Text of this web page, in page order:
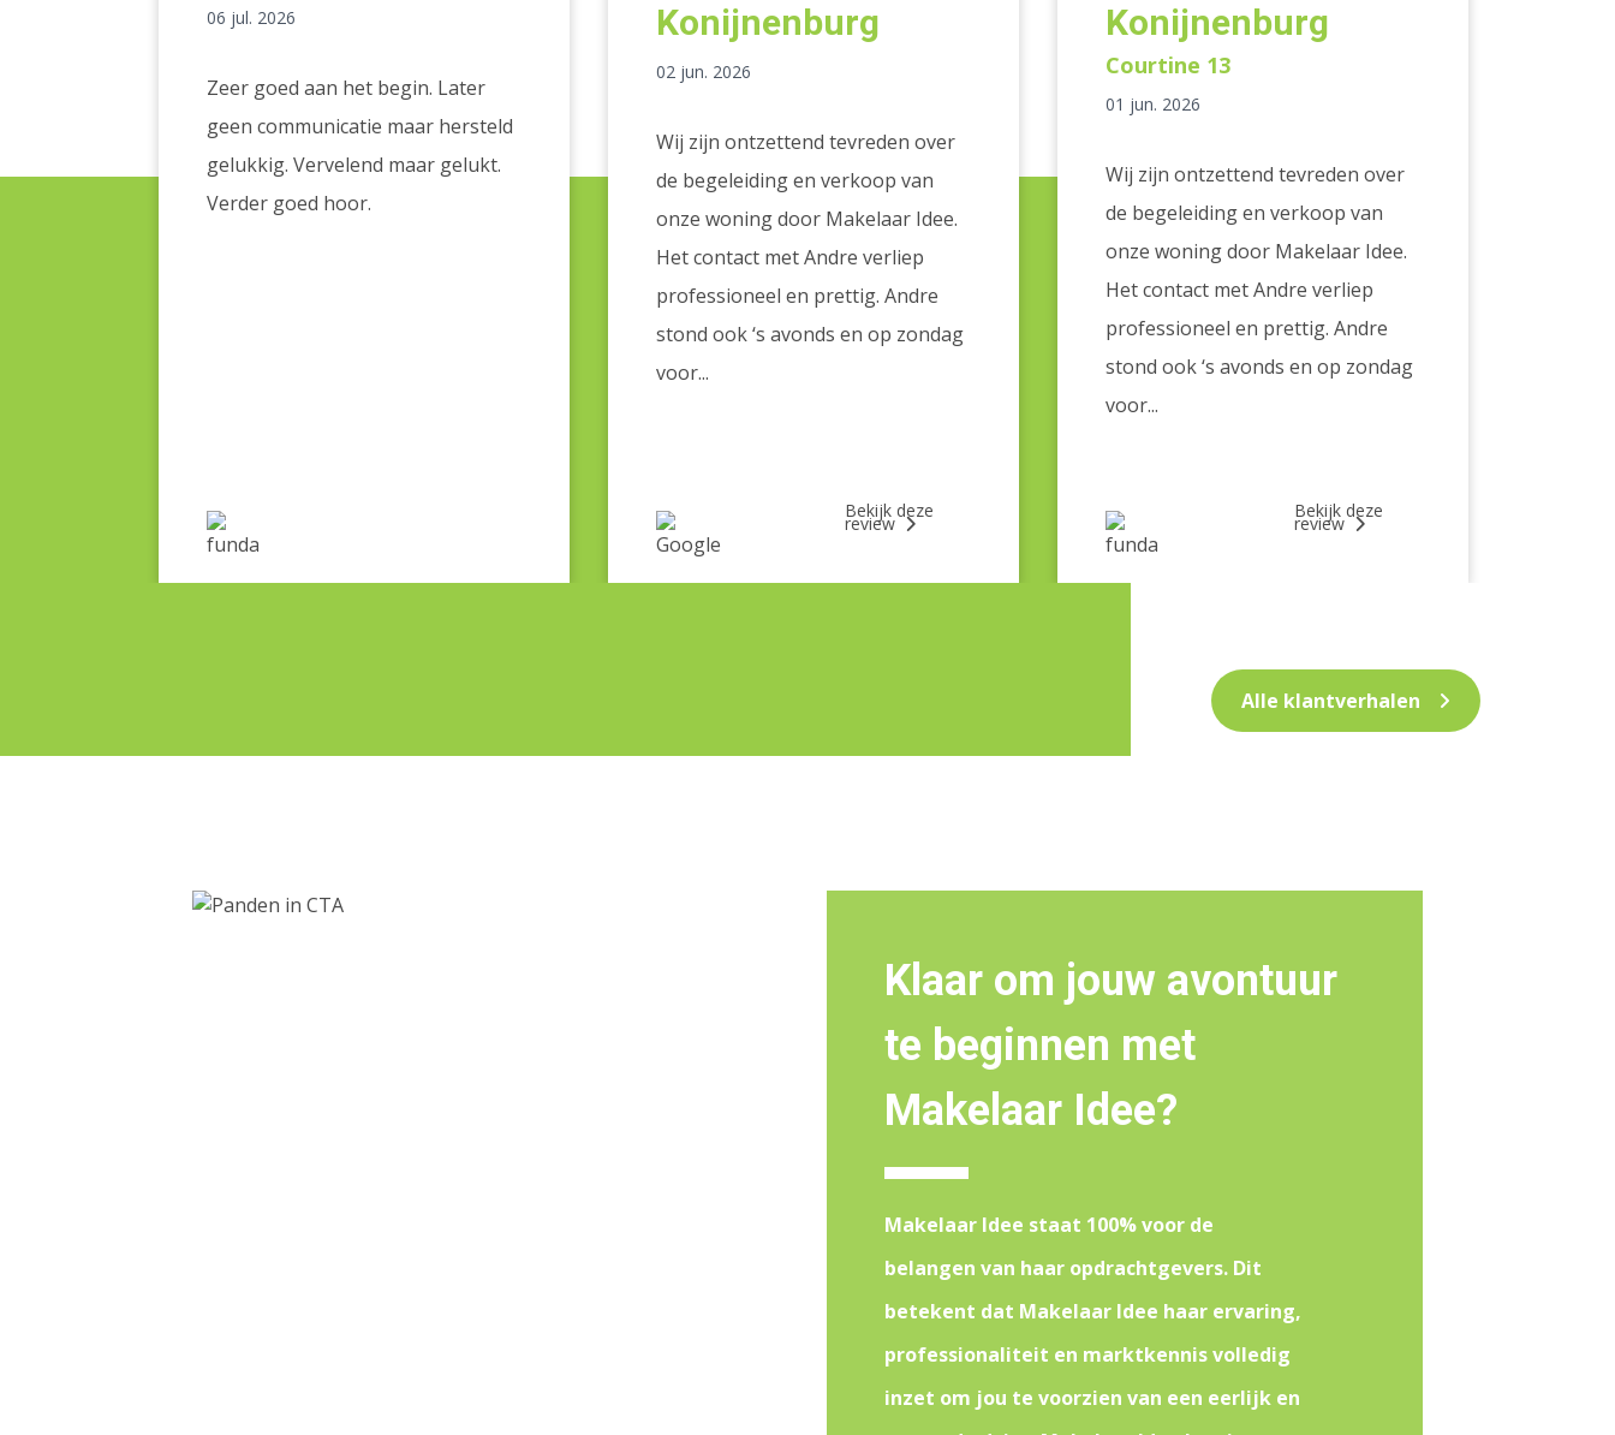
06 jul. 2026
Zeer goed aan het begin. Later
geen communicatie maar hersteld
gelukkig. Vervelend maar gelukt.
Verder goed hoor.
Konijnenburg
02 jun. 2026
Wij zijn ontzettend tevreden over
de begeleiding en verkoop van
onze woning door Makelaar Idee.
Het contact met Andre verliep
professioneel en prettig. Andre
stond ook ‘s avonds en op zondag
voor...
Bekijk deze
review
Konijnenburg
Courtine 13
01 jun. 2026
Wij zijn ontzettend tevreden over
de begeleiding en verkoop van
onze woning door Makelaar Idee.
Het contact met Andre verliep
professioneel en prettig. Andre
stond ook ‘s avonds en op zondag
voor...
Bekijk deze
review
Alle klantverhalen
Klaar om jouw avontuur
te beginnen met
Makelaar Idee?
Makelaar Idee staat 100% voor de
belangen van haar opdrachtgevers. Dit
betekent dat Makelaar Idee haar ervaring,
professionaliteit en marktkennis volledig
inzet om jou te voorzien van een eerlijk en